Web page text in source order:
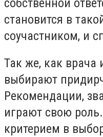
становится в
соучастником, и
Так же, как врача
выбирают
Рекомендации,
играют свою
критерием в